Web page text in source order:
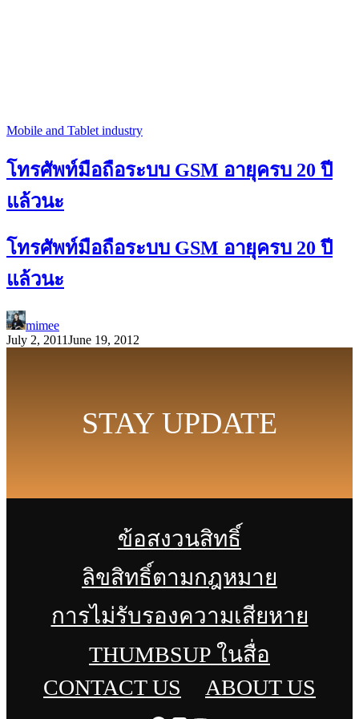
Mobile and Tablet industry
โทรศัพท์มือถือระบบ GSM อายุครบ 20 ปี
แล้วนะ
โทรศัพท์มือถือระบบ GSM อายุครบ 20 ปี
แล้วนะ
mimee
July 2, 2011June 19, 2012
STAY UPDATE
ข้อสงวนสิทธิ์
ลิขสิทธิ์ตามกฎหมาย
การไม่รับรองความเสียหาย
THUMBSUP ในสื่อ
CONTACT US
ABOUT US